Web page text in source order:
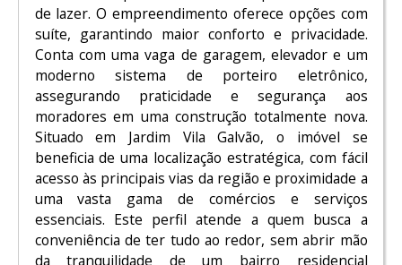
de lazer. O empreendimento oferece opções com
suíte, garantindo maior conforto e privacidade.
Conta com uma vaga de garagem, elevador e um
moderno sistema de porteiro eletrônico,
assegurando praticidade e segurança aos
moradores em uma construção totalmente nova.
Situado em Jardim Vila Galvão, o imóvel se
beneficia de uma localização estratégica, com fácil
acesso às principais vias da região e proximidade a
uma vasta gama de comércios e serviços
essenciais. Este perfil atende a quem busca a
conveniência de ter tudo ao redor, sem abrir mão
da tranquilidade de um bairro residencial